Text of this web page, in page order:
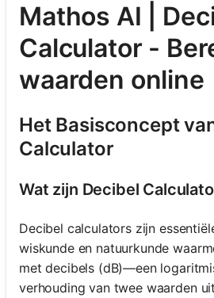
Mathos AI |
Calculator -
waarden online
Het Basisconcept
Calculator
Wat zijn Decibel
Decibel calculators zijn
wiskunde en natuurkunde
met decibels (dB)—een
verhouding van twee waarden